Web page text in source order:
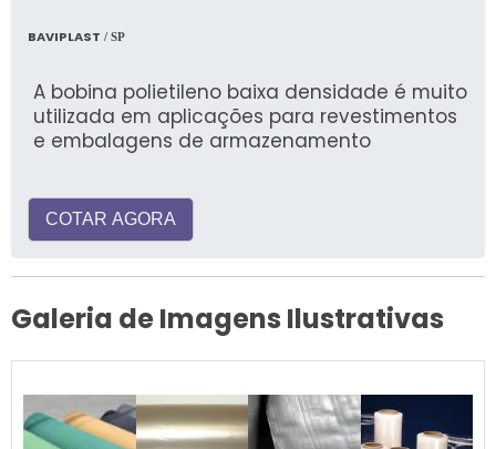
BAVIPLAST / SP
A bobina polietileno baixa densidade é muito
utilizada em aplicações para revestimentos
e embalagens de armazenamento
COTAR AGORA
Galeria de Imagens Ilustrativas